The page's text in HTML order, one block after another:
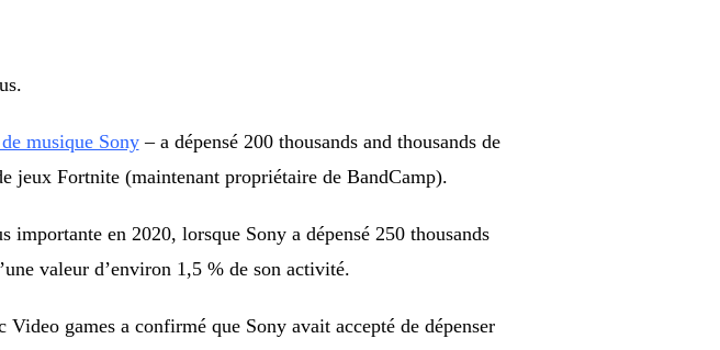
musique Sony– a dépensé 200 thousands and thousands de
jeux Fortnite (maintenant propriétaire de BandCamp).
en 2020, lorsque Sony a dépensé 250 thousands
valeur d’environ 1,5 % de son activité.
games a confirmé que Sony avait accepté de dépenser